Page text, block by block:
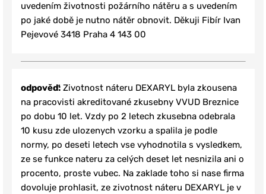
uvedením životnosti požárního nátěru a s uvedením
po jaké době je nutno nátěr obnovit. Děkuji Fibír Ivan
Pejevové 3418 Praha 4 143 00
odpověď:Zivotnost náteru DEXARYL byla zkousena
na pracovisti akreditované zkusebny VVUD Breznice
po dobu 10 let. Vzdy po 2 letech zkusebna odebrala
10 kusu zde ulozenych vzorku a spalila je podle
normy, po deseti letech vse vyhodnotila s vysledkem,
ze se funkce nateru za celých deset let nesnizila ani o
procento, proste vubec. Na zaklade toho si nase firma
dovoluje prohlasit, ze zivotnost náteru DEXARYL je v